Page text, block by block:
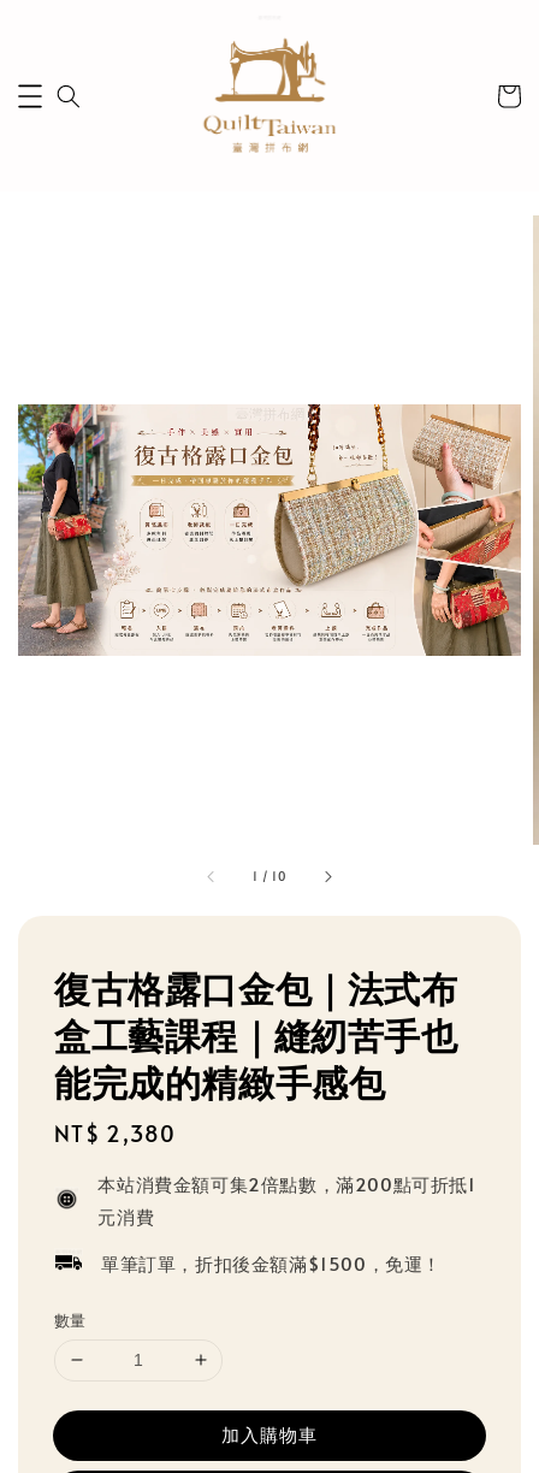
1 / 10
復古格露口金包｜法式布
盒工藝課程｜縫紉苦手也
能完成的精緻手感包
Regular
NT$ 2,380
本站消費金額可集2倍點數，滿200點可折抵1
元消費
單筆訂單，折扣後金額滿$1500，免運！
數量
加入購物車